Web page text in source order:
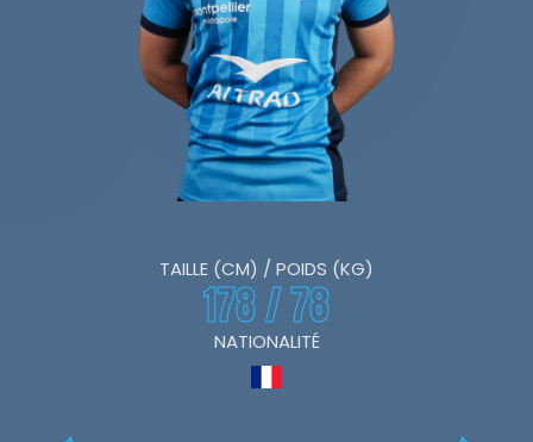
TAILLE (CM) / POIDS (KG)
178 / 78
NATIONALITÉ